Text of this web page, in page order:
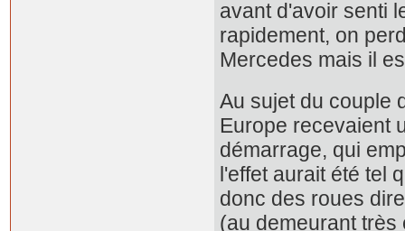
avant d'avoir senti
rapidement, on
Mercedes mais il
Au sujet du couple
Europe recevaient
démarrage, qui
l'effet aurait été tel
donc des roues
(au demeurant très